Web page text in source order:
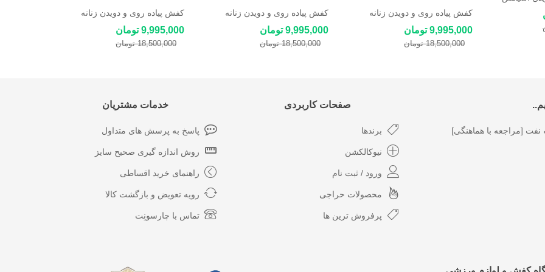
کفش پیاده روی و دویدن زنانه
اسکچرز Skechers
9,995,000 تومان
18,500,000 تومان
کفش پیاده روی و دویدن زنانه
اسکچرز Skechers
9,995,000 تومان
18,500,000 تومان
کفش پیاده روی و دویدن زنانه
اسکچرز Skechers
9,995,000 تومان
18,500,000 تومان
[مراجعه با هماهنگی]
صفحات کاربردی
برندها
نیوکالکشن
ورود / ثبت نام
محصولات حراجی
پرفروش ترین ها
خدمات مشتریان
پاسخ به پرسش های متداول
روش اندازه گیری صحیح سایز
راهنمای خرید اقساطی
رویه تعویض و بازگشت کالا
تماس با چارسونِت